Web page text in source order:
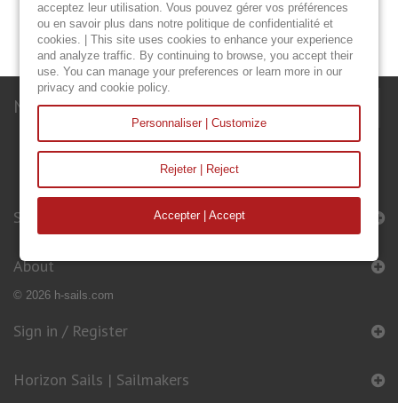
ACCESSORIES
Newsletter
Sails & Accessories
About
© 2026 h-sails.com
Sign in / Register
Horizon Sails | Sailmakers
acceptez leur utilisation. Vous pouvez gérer vos préférences
ou en savoir plus dans notre politique de confidentialité et
cookies. | This site uses cookies to enhance your experience
and analyze traffic. By continuing to browse, you accept their
use. You can manage your preferences or learn more in our
privacy and cookie policy.
Personnaliser | Customize
Rejeter | Reject
Accepter | Accept